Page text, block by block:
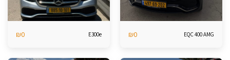
EQC 400 AMG
₪0
E300e
₪0